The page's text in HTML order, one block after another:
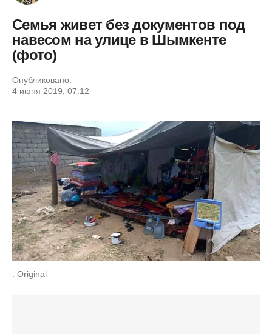
Семья живет без документов под
навесом на улице в Шымкенте
(фото)
Опубликовано:
4 июня 2019, 07:12
: Original